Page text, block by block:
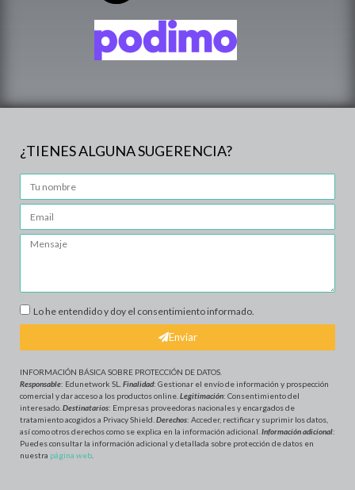
¿TIENES ALGUNA SUGERENCIA?
Lo he entendido y doy el consentimiento informado.
Enviar
INFORMACIÓN BÁSICA SOBRE PROTECCIÓN DE DATOS
Responsable: Edunetwork SL. Finalidad: Gestionar el envío de información y prospección
comercial y dar acceso a los productos online. Legitimación: Consentimiento del
interesado. Destinatarios: Empresas proveedoras nacionales y encargados de
tratamiento acogidos a Privacy Shield. Derechos: Acceder, rectificar y suprimir los datos,
así como otros derechos como se explica en la información adicional. Información adicional:
Puedes consultar la información adicional y detallada sobre protección de datos en
nuestra página web